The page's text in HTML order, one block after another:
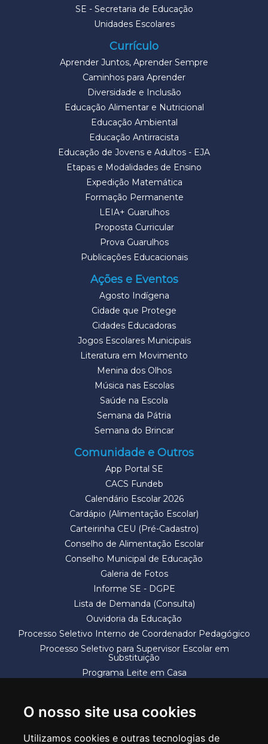
O nosso site usa cookies
Utilizamos cookies e outras tecnologias de
SE - Secretaria de Educação
Unidades Escolares
Currículo
Aprender Juntos, Aprender Sempre
Caminhos para Aprender
Diversidade e Inclusão
Educação Alimentar e Nutricional
Educação Ambiental
Educação Antirracista
Educação de Jovens e Adultos - EJA
Etapas e Modalidades de Ensino
Expedição Matemática
Formação Permanente
LEIA+ Guarulhos
Proposta Curricular
Prova Guarulhos
Publicações Educacionais
Ações e Eventos
Agosto Indígena
Cidade que Protege
Cidades Educadoras
Jogos Escolares Municipais
Literatura em Movimento
Menina dos Olhos
Música nas Escolas
Saúde na Escola
Semana da Pátria
Semana do Brincar
Comunidade e Outros
App Portal SE
CACS Fundeb
Calendário Escolar 2026
Cardápio (Alimentação Escolar)
Carteirinha CEU (Pré-Cadastro)
Conselho de Alimentação Escolar
Conselho Municipal de Educação
Galeria de Fotos
Informe SE - DGPE
Lista de Demanda (Consulta)
Ouvidoria da Educação
Processo Seletivo Interno de Coordenador Pedagógico
Processo Seletivo para Supervisor Escolar em
Substituição
Programa Leite em Casa